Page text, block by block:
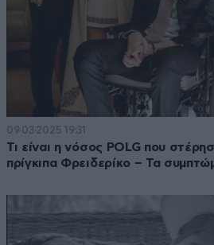
09·03·2025 19:31
Τι είναι η νόσος POLG που
πρίγκιπα Φρειδερίκο – Τα